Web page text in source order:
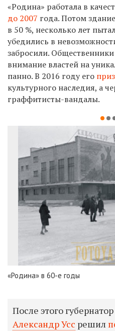
«Родина» работала в
до 2007 года. Потом
в 50 %, несколько лет
убедились в
забросили.
внимание властей на
панно. В 2016 году его
культурного наследия, а
граффитисты-вандалы.
«Родина» в 60-е годы
После этого
Александр Усс решил